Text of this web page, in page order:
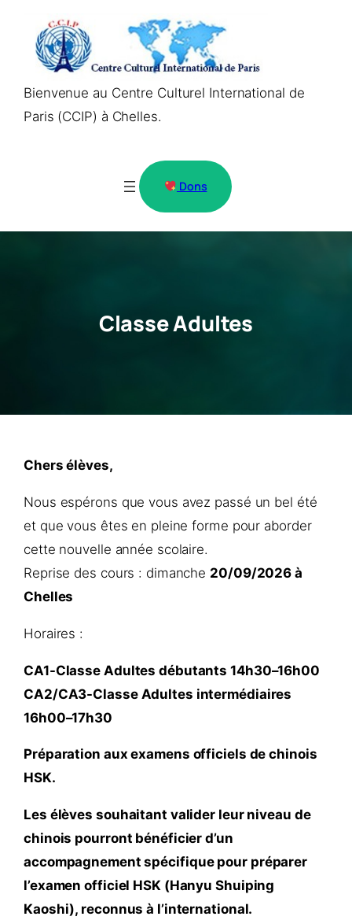
contenu
Bienvenue au Centre Culturel International de
Paris (CCIP) à Chelles.
Dons
Classe Adultes
Chers élèves,
Nous espérons que vous avez passé un bel été
et que vous êtes en pleine forme pour aborder
cette nouvelle année scolaire.
Reprise des cours : dimanche 20/09/2026 à
Chelles
Horaires :
CA1-Classe Adultes débutants 14h30–16h00
CA2/CA3-Classe Adultes intermédiaires
16h00–17h30
Préparation aux examens officiels de chinois
HSK.
Les élèves souhaitant valider leur niveau de
chinois pourront bénéficier d’un
accompagnement spécifique pour préparer
l’examen officiel HSK (Hanyu Shuiping
Kaoshi), reconnus à l’international.